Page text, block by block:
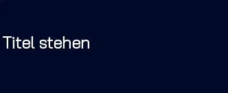
stehen